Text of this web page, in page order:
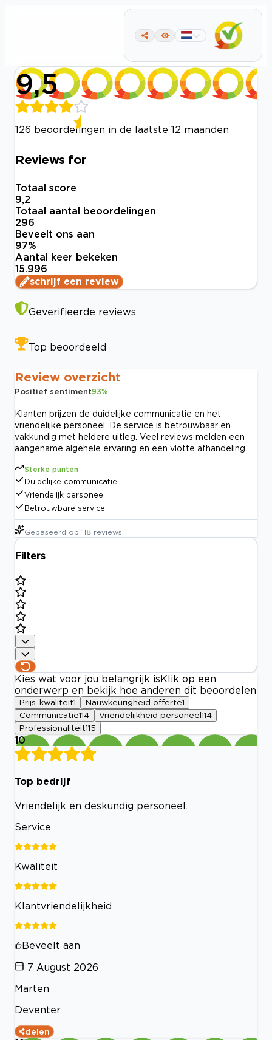
9,5
126 beoordelingen in de laatste 12 maanden
Reviews for
Totaal score
9,2
Totaal aantal beoordelingen
296
Beveelt ons aan
97%
Aantal keer bekeken
15.996
schrijf een review
Geverifieerde reviews
Top beoordeeld
Review overzicht
Positief sentiment93%
Klanten prijzen de duidelijke communicatie en het
vriendelijke personeel. De service is betrouwbaar en
vakkundig met heldere uitleg. Veel reviews melden een
aangename algehele ervaring en een vlotte afhandeling.
Sterke punten
Duidelijke communicatie
Vriendelijk personeel
Betrouwbare service
Gebaseerd op 118 reviews
Filters
Kies wat voor jou belangrijk is Klik op een
onderwerp en bekijk hoe anderen dit beoordelen
Prijs-kwaliteit1 Nauwkeurigheid offerte1
Communicatie114 Vriendelijkheid personeel 114
Professionaliteit115
10
Top bedrijf
Vriendelijk en deskundig personeel.
Service
Kwaliteit
Klantvriendelijkheid
Beveelt aan
7 August 2026
Marten
Deventer
delen